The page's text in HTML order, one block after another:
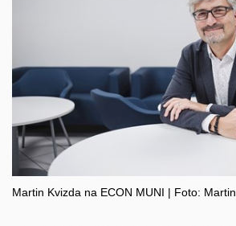
Martin Kvizda na ECON MUNI | Foto: